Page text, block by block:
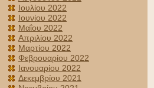
Ιουλίου 2022
Ιουνίου 2022
Μαΐου 2022
Απριλίου 2022
Μαρτίου 2022
Φεβρουαρίου 2022
Ιανουαρίου 2022
Δεκεμβρίου 2021